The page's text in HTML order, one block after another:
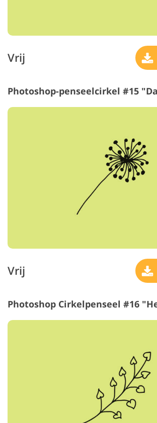
Vrij
Photoshop-penseelcirkel #15
Vrij
Photoshop Cirkelpenseel #16